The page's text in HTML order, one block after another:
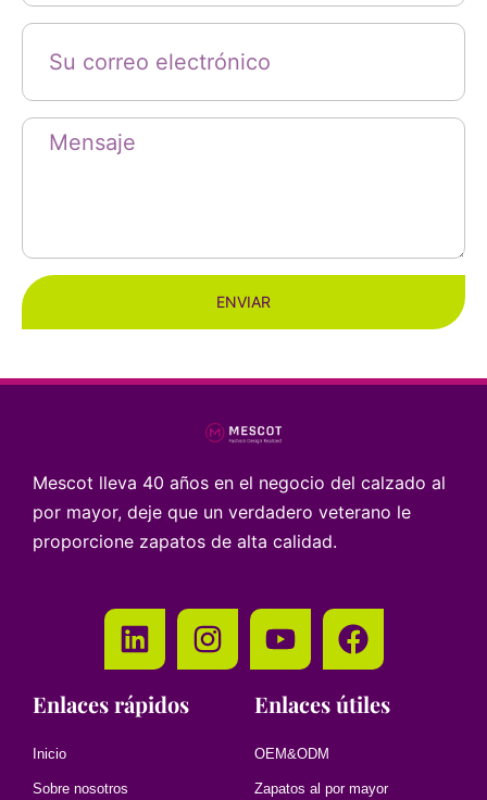
ENVIAR
Mescot lleva 40 años en el negocio del calzado al
por mayor, deje que un verdadero veterano le
proporcione zapatos de alta calidad.
Enlaces rápidos
Inicio
Sobre nosotros
Enlaces útiles
OEM&ODM
Zapatos al por mayor